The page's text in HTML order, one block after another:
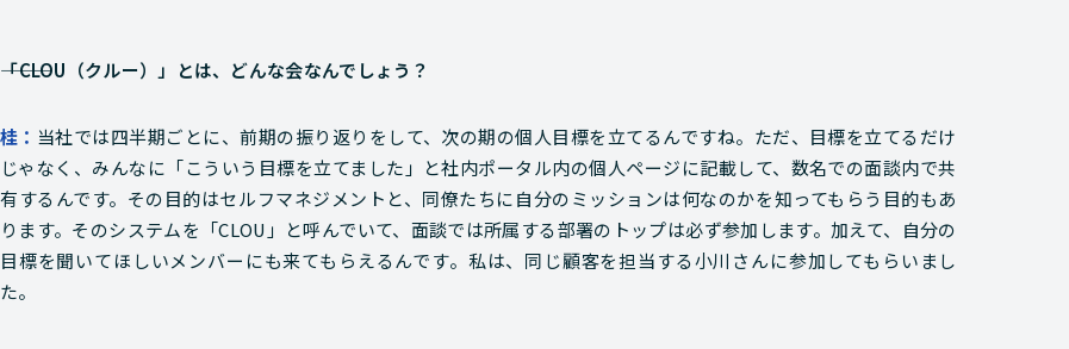
―――「CLOU（クルー）」とは、どんな会なんでしょう？
当社では四半期ごとに、前期の振り返りをして、次の期の個人目標を立てるんですね。ただ、目標を立てるだけ
じゃなく、みんなに「こういう目標を立てました」と社内ポータル内の個人ページに記載して、数名での面談内で共
有するんです。その目的はセルフマネジメントと、同僚たちに自分のミッションは何なのかを知ってもらう目的もあ
ります。そのシステムを「CLOU」と呼んでいて、面談では所属する部署のトップは必ず参加します。加えて、自分の
目標を聞いてほしいメンバーにも来てもらえるんです。私は、同じ顧客を担当する小川さんに参加してもらいまし
た。